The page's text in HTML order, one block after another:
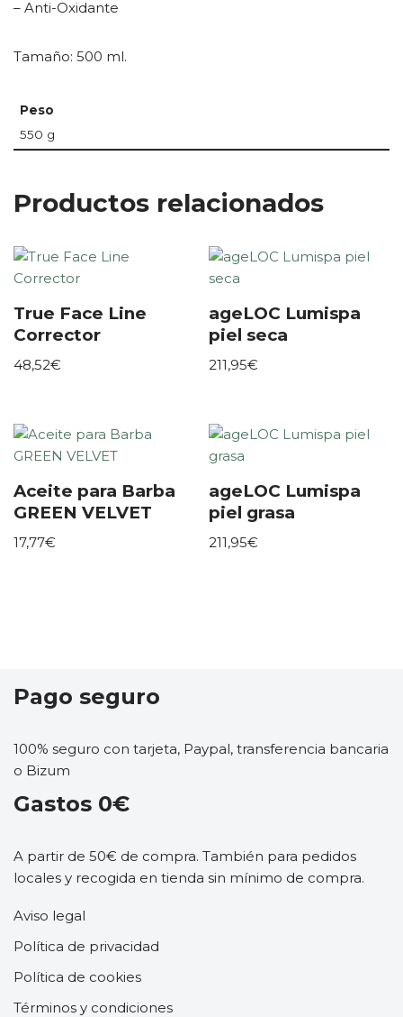
– Anti-Oxidante
Tamaño: 500 ml.
Peso
550 g
Productos relacionados
True Face Line
Corrector
48,52€
ageLOC Lumispa
piel seca
211,95€
Aceite para Barba
GREEN VELVET
17,77€
ageLOC Lumispa
piel grasa
211,95€
Pago seguro
100% seguro con tarjeta, Paypal, transferencia bancaria
o Bizum
Gastos 0€
A partir de 50€ de compra. También para pedidos
locales y recogida en tienda sin mínimo de compra.
Aviso legal
Política de privacidad
Política de cookies
Términos y condiciones